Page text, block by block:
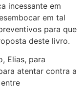
incessante em
em tal
para que
deste livro.
Elias, para
atentar contra a